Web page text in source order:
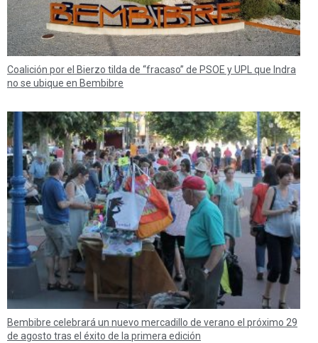
Coalición por el Bierzo tilda de “fracaso” de PSOE y UPL que Indra
no se ubique en Bembibre
Bembibre celebrará un nuevo mercadillo de verano el próximo 29
de agosto tras el éxito de la primera edición